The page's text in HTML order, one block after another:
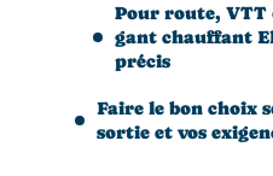
Pour route, VTT
gant chauffant
précis
Faire le bon choix
sortie et vos